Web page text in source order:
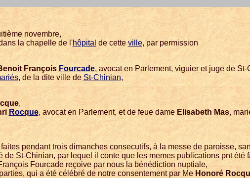
novembre,
la chapelle de l'hôpital de cette ville, par permission
François Fourcade, avocat en Parlement, viguier et juge de St-
, de la dite ville de St-Chinian,
,
Rocque, avocat en Parlement, et de feue dame Elisabeth Mas,
pendant trois dimanches consecutifs, à la messe de paroisse,
de St-Chinian, par lequel il conte que les memes publications pnt
Fourcade reçoive par nous la bénédiction nuptiale,
qui a été célébré de notre consentement par Me Honoré